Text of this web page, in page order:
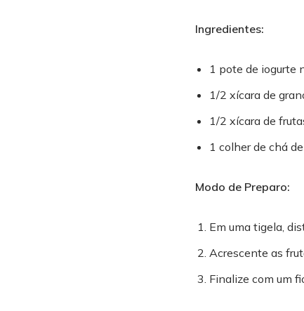
Ingredientes:
1 pote de iogurte
1/2 xícara de
1/2 xícara de
1 colher de chá
Modo de Preparo:
Em uma tigela,
Acrescente as
Finalize com um